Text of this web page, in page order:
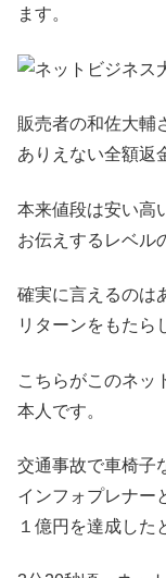
ます。
販売者の和佐大輔
ありえない全額返
本来値段は安い高
お伝えするレベル
確実に言えるのは
リターンをもたら
こちらがこのネッ
本人です。
交通事故で車椅子
インフォプレナー
１億円を達成した